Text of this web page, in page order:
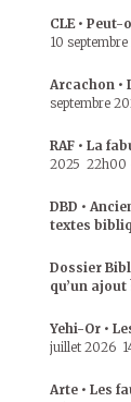
CLE •
10
Arcachon •
septembre
RAF • La
2025 22h00
DBD •
textes
Dossier
qu’un ajout
Yehi-Or •
juillet 2026
Arte • Les